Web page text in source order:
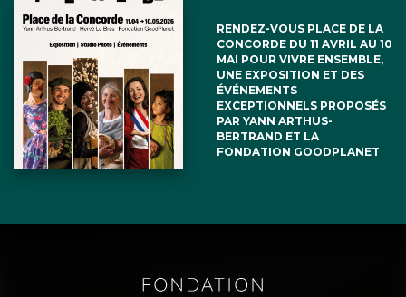
RENDEZ-VOUS PLACE DE LA
CONCORDE DU 11 AVRIL AU 10
MAI POUR VIVRE ENSEMBLE,
UNE EXPOSITION ET DES
ÉVÉNEMENTS
EXCEPTIONNELS PROPOSÉS
PAR YANN ARTHUS-
BERTRAND ET LA
FONDATION GOODPLANET